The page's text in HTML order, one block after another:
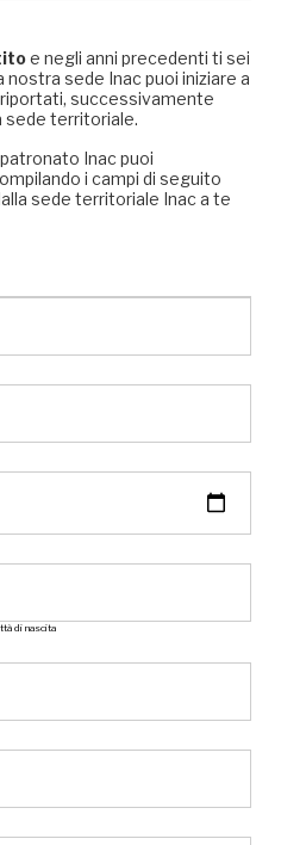
e negli anni precedenti ti sei
nostra sede Inac puoi iniziare a
successivamente
sede territoriale.
Inac puoi
i campi di seguito
sede territoriale Inac a te
di nascita